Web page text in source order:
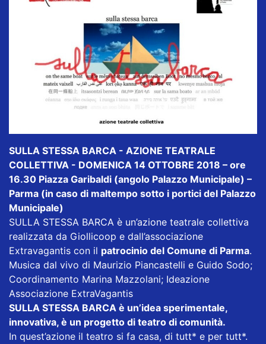
SULLA STESSA BARCA - AZIONE TEATRALE
COLLETTIVA - DOMENICA 14 OTTOBRE 2018 – ore
16.30 Piazza Garibaldi (angolo Palazzo Municipale) –
Parma (in caso di maltempo sotto i portici del Palazzo
Municipale)
SULLA STESSA BARCA è un’azione teatrale collettiva
realizzata da Giollicoop e dall’associazione
Extravagantis con il patrocinio del Comune di Parma.
Musica dal vivo di Maurizio Piancastelli e Guido Sodo;
Coordinamento Marina Mazzolani; Ideazione
Associazione ExtraVagantis
SULLA STESSA BARCA è un’idea sperimentale,
innovativa, è un progetto di teatro di comunità.
In quest’azione il teatro si fa casa, di tutt* e per tutt*.